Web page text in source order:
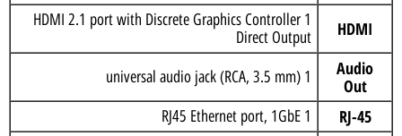
HDMI
1 HDMI 2.1 port with Discrete Graphics Controller
Direct Output
Audio
Out
1 universal audio jack (RCA, 3.5 mm)
RJ-45
1 RJ45 Ethernet port, 1GbE